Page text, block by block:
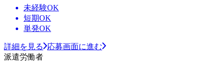
未経験OK
短期OK
単発OK
詳細を見る
応募画面に進む
派遣労働者